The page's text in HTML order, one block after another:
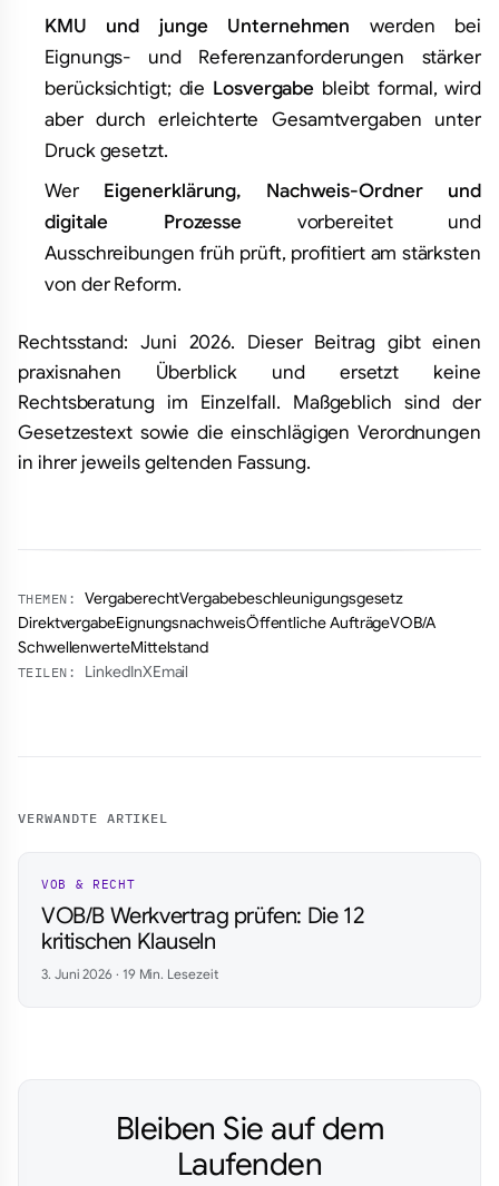
KMU und junge Unternehmen werden bei
Eignungs- und Referenzanforderungen stärker
berücksichtigt; die Losvergabe bleibt formal, wird
aber durch erleichterte Gesamtvergaben unter
Druck gesetzt.
Wer Eigenerklärung, Nachweis-Ordner und
digitale Prozesse vorbereitet und
Ausschreibungen früh prüft, profitiert am stärksten
von der Reform.
Rechtsstand: Juni 2026. Dieser Beitrag gibt einen
praxisnahen Überblick und ersetzt keine
Rechtsberatung im Einzelfall. Maßgeblich sind der
Gesetzestext sowie die einschlägigen Verordnungen
in ihrer jeweils geltenden Fassung.
THEMEN: VergaberechtVergabebeschleunigungsgesetz
DirektvergabeEignungsnachweisÖffentliche AufträgeVOB/A
SchwellenwerteMittelstand
TEILEN: LinkedInXEmail
VERWANDTE ARTIKEL
VOB & RECHT
VOB/B Werkvertrag prüfen: Die 12
kritischen Klauseln
3. Juni 2026 · 19 Min. Lesezeit
Bleiben Sie auf dem
Laufenden